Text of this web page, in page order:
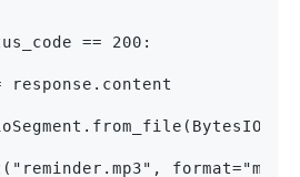
== 200:
response.content